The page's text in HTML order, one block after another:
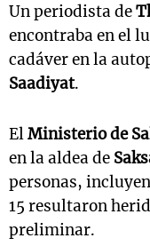
Un periodista de
encontraba en el
cadáver en la
Saadiyat.
ElMinisterio de
en la aldea de
personas,
15 resultaron
preliminar.